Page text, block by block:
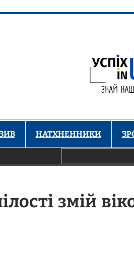
НАТХНЕННИКИ
змій